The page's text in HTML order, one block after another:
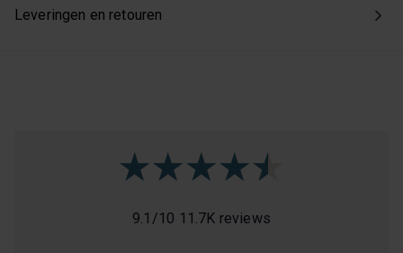
Leveringen en retouren
9.1 /10 11.7K reviews